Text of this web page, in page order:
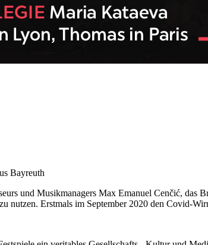
Bayreuth
und Musikmanagers Max Emanuel Cenčić,
nutzen. Erstmals im September 2020 den Covid-